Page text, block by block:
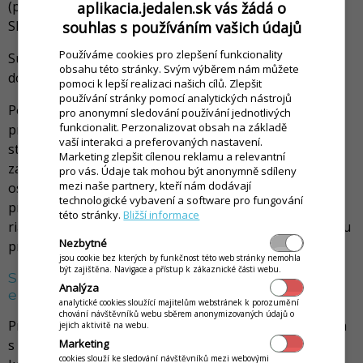
(predovšetkým telefonicky, emailom, prostredníctvom
SMS a MMS správ).
Súhlas so spracovaním Osobných údajov udeľujem
dobrovoľne a to na dobu do odvolania tohto súhlasu.
Poučenie: Tento súhlas môžete kedykoľvek odvolať po
prihlásení sa na
stránke https://www.ikelp.com/sk/dashboard alebo
zaslaním žiadosti na adresupodpora(at)ikelp.sk
osobné údaje budú zmazané bezodkladne okrem
prípadov, kedy vymazanie osobných údajov znemožní
riadne poskytovanie objednaných služieb alebo ochranu
práv Správcu (napríklad vymáhanie dlžnej sumy).
Súhlas so šírením obchodných oznámení
elektronickými prostriedkami
Prostredníctvom tejto webovej aplikácie týmto súhlasím
s využívaním svojho vyššie uvedeného elektronického
aplikacia.jedalen.sk vás žádá o
souhlas s používáním vašich údajů
Používáme cookies pro zlepšení funkcionality
obsahu této stránky. Svým výběrem nám můžete
pomoci k lepší realizaci našich cílů. Zlepšit
používání stránky pomocí analytických nástrojů
pro anonymní sledování používání jednotlivých
funkcionalit. Perzonalizovat obsah na základě
vaší interakci a preferovaných nastavení.
Marketing zlepšit cílenou reklamu a relevantní
pro vás. Údaje tak mohou být anonymně sdíleny
mezi naše partnery, kteří nám dodávají
technologické vybavení a software pro fungování
této stránky.Bližší informace
Nezbytné
jsou cookie bez kterých by funkčnost této web stránky nemohla
být zajištěna. Navigace a přístup k zákaznické části webu.
Analýza
analytické cookies sloužící majitelům webstránek k porozumění
chování návštěvníků webu sběrem anonymizovaných údajů o
jejich aktivitě na webu.
Marketing
cookies slouží ke sledování návštěvníků mezi webovými